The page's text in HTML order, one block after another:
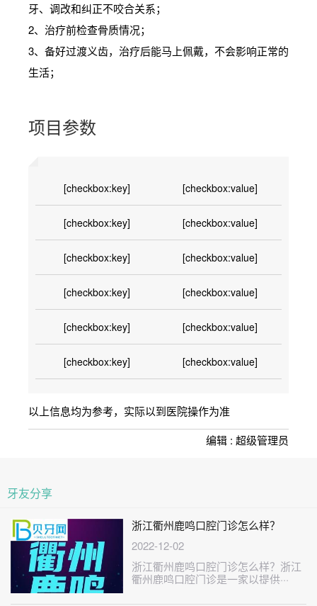
牙、调改和纠正不咬合关系；
2、治疗前检查骨质情况；
3、备好过渡义齿，治疗后能马上佩戴，不会影响正常的
生活；
项目参数
[checkbox:key] [checkbox:value]
[checkbox:key] [checkbox:value]
[checkbox:key] [checkbox:value]
[checkbox:key] [checkbox:value]
[checkbox:key] [checkbox:value]
[checkbox:key] [checkbox:value]
以上信息均为参考，实际以到医院操作为准
编辑 : 超级管理员
牙友分享
浙江衢州鹿鸣口腔门诊怎么样？
2022-12-02
浙江衢州鹿鸣口腔门诊怎么样？浙江
衢州鹿鸣口腔门诊是一家以提供···